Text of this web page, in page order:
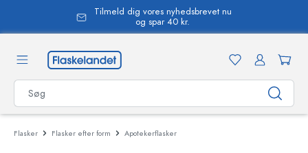
Tilmeld dig vores nyhedsbrevet nu
og spar 40 kr.
Flasker Flasker efter form Apotekerflasker